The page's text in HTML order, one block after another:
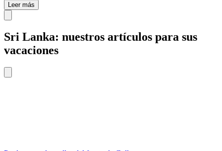
Leer más
Sri Lanka: nuestros artículos para sus
vacaciones